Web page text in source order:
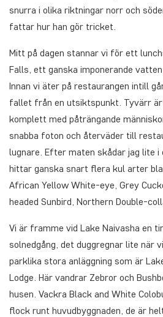
snurra i olika riktningar norr och
fattar hur han gör tricket.
Mitt på dagen stannar vi för ett
Falls, ett ganska imponerande
Innan vi äter på restaurangen intill
fallet från en utsiktspunkt. Tyvärr
komplett med påträngande
snabba foton och återväder till
lugnare. Efter maten skådar jag lite i
hittar ganska snart flera kul arter
African Yellow White-eye, Grey
headed Sunbird, Northern Double-
Vi är framme vid Lake Naivasha en
solnedgång, det duggregnar lite när
parklika stora anläggning som är
Lodge. Här vandrar Zebror och
husen. Vackra Black and White
flock runt huvudbyggnaden, de är